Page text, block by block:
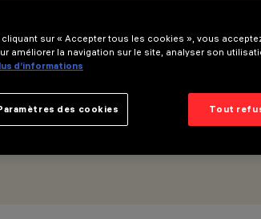
Optique Wall Grazing Medium
cliquant sur « Accepter tous les cookies », vous
améliorer la navigation sur le site, analyser son
d’informations
Tout
des cookies